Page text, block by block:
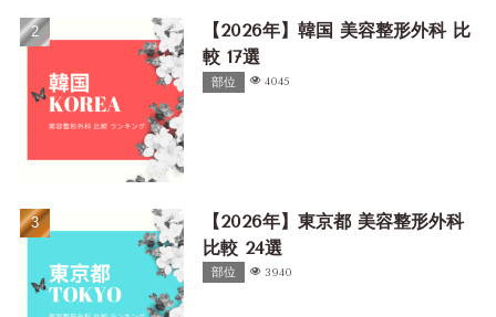
【2026年】韓国 美容整形外科 比
較 17選
部位 4045
【2026年】東京都 美容整形外科
比較 24選
部位 3940